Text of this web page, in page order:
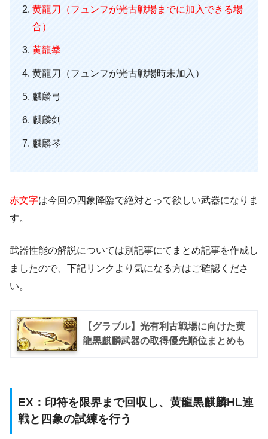
黄龍刀（フュンフが光古戦場までに加入できる場
合）
黄龍拳
黄龍刀（フュンフが光古戦場時未加入）
麒麟弓
麒麟剣
麒麟琴
赤文字は今回の四象降臨で絶対とって欲しい武器になりま
す。
武器性能の解説については別記事にてまとめ記事を作成し
ましたので、下記リンクより気になる方はご確認くださ
い。
【グラブル】光有利古戦場に向けた黄
龍黒麒麟武器の取得優先順位まとめも
EX：印符を限界まで回収し、黄龍黒麒麟HL連
戦と四象の試練を行う